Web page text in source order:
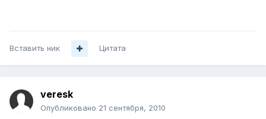
Вставить ник Цитата
veresk
Опубликовано 21 сентября, 2010